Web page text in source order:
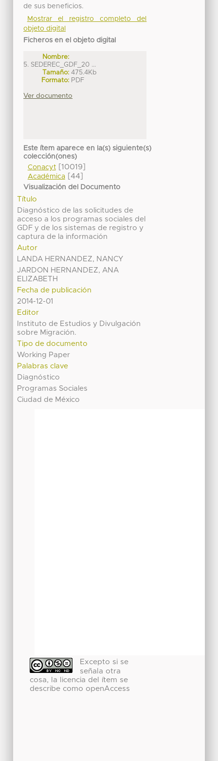
de sus beneficios.
Mostrar el registro completo del
objeto digital
Ficheros en el objeto digital
Nombre:
5. SEDEREC_GDF_20 ...
Tamaño: 475.4Kb
Formato: PDF
Ver documento
Este ítem aparece en la(s) siguiente(s)
colección(ones)
Conacyt[10019]
Académica[44]
Visualización del Documento
Título
Diagnóstico de las solicitudes de
acceso a los programas sociales del
GDF y de los sistemas de registro y
captura de la información
Autor
LANDA HERNANDEZ, NANCY
JARDON HERNANDEZ, ANA
ELIZABETH
Fecha de publicación
2014-12-01
Editor
Instituto de Estudios y Divulgación
sobre Migración.
Tipo de documento
Working Paper
Palabras clave
Diagnóstico
Programas Sociales
Ciudad de México
Excepto si se
señala otra
cosa, la licencia del ítem se
describe como openAccess